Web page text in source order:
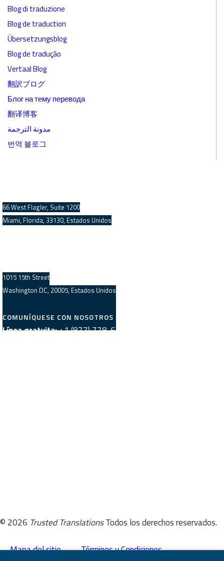
Blog di traduzione
Blog de traduction
Übersetzungsblog
Blog de tradução
Vertaal Blog
翻訳ブログ
Блог на тему перевода
翻译博客
مدونة الترجمة
번역 블로그
66 West Flagler, Suite 1200
Miami, Florida, 33130, Estados Unidos
1015 15th Street
Washington DC, 20005, Estados Unidos
COMUNÍQUESE CON NOSOTROS
Línea gratuita:+1 (877) 778-6390
© 2026 Trusted TranslationsTodos los derechos reservados.
Mapa del sitio Términos y Condiciones